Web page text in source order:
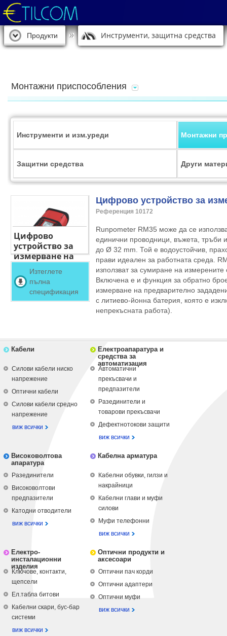
Продукти Инструменти, защитна средства
Монтажни приспособления
Инструменти и изм.уреди Монтажни
Защитни средства Други
Цифрово
устройство за
измерване на
кабелите
Изтеглете
пълна
спецификация
Цифрово устройство за
Референция 10172
Runpometer RM35 може да се
единични проводници, въжета, тръби
до Ø 32 mm. Той е водоустойчив,
прави идеален за работната среда.
използват за сумиране на
Включена е и функция за обратно
измерване на предварително
с литиево-йонна батерия, която e
непрекъсната работа).
Кабели
Силови кабели ниско
напрежение
Оптични кабели
Силови кабели средно
напрежение
виж всички
Електроапаратура и
средства за
автоматизация
Автоматични
прекъсвачи и
предпазители
Разединители и
товарови прекъсвачи
Дефектнотокови защити
виж всички
Високоволтова
апаратура
Разединители
Високоволтови
предпазители
Катодни отводители
виж всички
Кабелна арматура
Кабелни обувки, гилзи и
накрайници
Кабелни глави и муфи
силови
Муфи телефонни
виж всички
Електро-
инсталационни
изделия
Ключове, контакти,
щепсели
Ел.табла битови
Кабелни скари, бус-бар
системи
виж всички
Оптични продукти и
аксесоари
Оптични пач корди
Оптични адаптери
Оптични муфи
виж всички